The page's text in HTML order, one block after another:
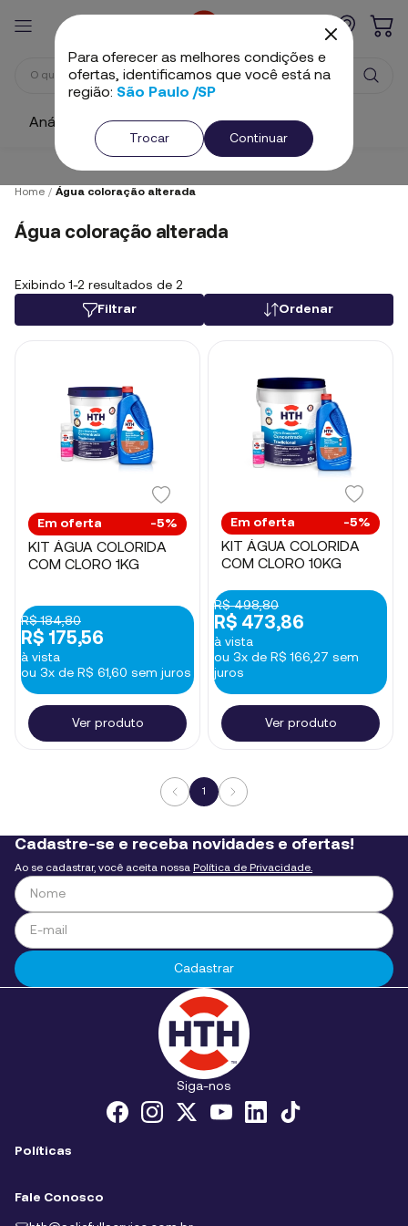
Análise e Ajuste Cloros Algicidas
Home / Água coloração alterada
Água coloração alterada
Exibindo 1-2 resultados de 2
Filtrar
Ordenar
Em oferta -5%
KIT ÁGUA COLORIDA
COM CLORO 1KG
R$ 184,80
R$ 175,56
à vista
ou 3x de R$ 61,60 sem juros
Ver produto
Em oferta -5%
KIT ÁGUA COLORIDA
COM CLORO 10KG
R$ 498,80
R$ 473,86
à vista
ou 3x de R$ 166,27 sem
juros
Ver produto
1
Cadastre-se e receba novidades e ofertas!
Ao se cadastrar, você aceita nossa Política de Privacidade.
Cadastrar
Siga-nos
Políticas
Fale Conosco
Para oferecer as melhores condições e
ofertas, identificamos que você está na
região: São Paulo /SP
Trocar Continuar